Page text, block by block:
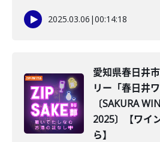
2025.03.06 |00:14:18
愛知県春日井
リー「春日井
〔SAKURA
2025〕【ワイ
ら】